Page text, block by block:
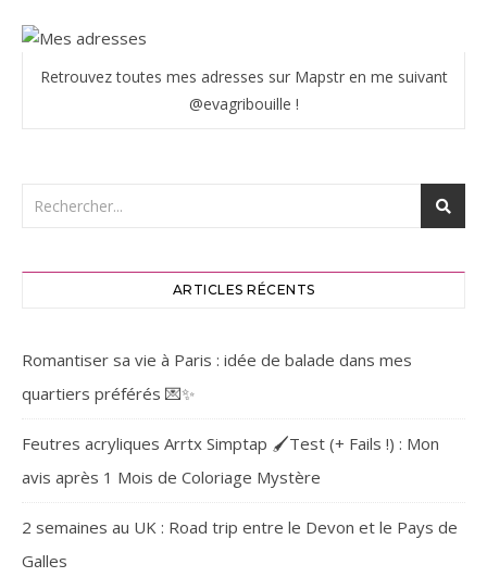
Retrouvez toutes mes adresses sur Mapstr en me suivant
@evagribouille !
ARTICLES RÉCENTS
Romantiser sa vie à Paris : idée de balade dans mes
quartiers préférés 💌✨
Feutres acryliques Arrtx Simptap 🖌️Test (+ Fails !) : Mon
avis après 1 Mois de Coloriage Mystère
2 semaines au UK : Road trip entre le Devon et le Pays de
Galles